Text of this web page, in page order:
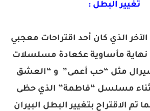
تغيير البطل :
الذي كان أحد اقتراحات معجبي
مأساوية عكعادة مسلسلات
مثل “حب أعمى” و “العشق
مسلسل “فاطمة” الذي حظى
تم الاقتراح بتغيير البطل البيران